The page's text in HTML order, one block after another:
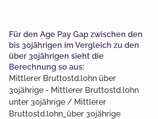
Für den Age Pay Gap zwischen den
bis 30jährigen im Vergleich zu den
über 30jährigen sieht die
Berechnung so aus:
Mittlerer Bruttostd.lohn über
30jährige - Mittlerer Bruttostd.lohn
unter 30jährige / Mittlerer
Bruttostd.lohn_über 30jährige